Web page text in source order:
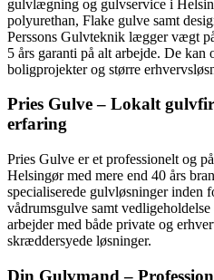
gulvlægning og gulvservice i
polyurethan, Flake gulve samt
Perssons Gulvteknik lægger vægt
5 års garanti på alt arbejde. De kan
boligprojekter og større
Pries Gulve – Lokalt
erfaring
Pries Gulve er et professionelt og
Helsingør med mere end 40 års
specialiserede gulvløsninger inden
vådrumsgulve samt
arbejder med både private og
skræddersyede løsninger.
Din Gulvmand –